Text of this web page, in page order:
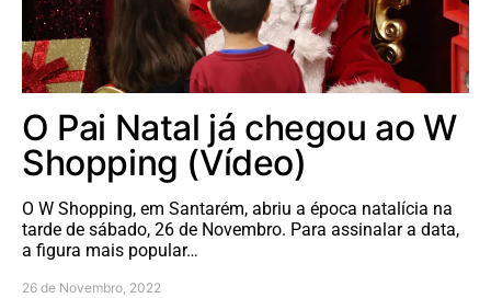
O Pai Natal já chegou ao W
Shopping (Vídeo)
O W Shopping, em Santarém, abriu a época natalícia na
tarde de sábado, 26 de Novembro. Para assinalar a data,
a figura mais popular…
26 de Novembro, 2022